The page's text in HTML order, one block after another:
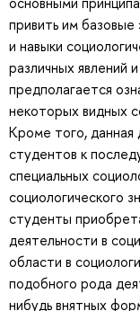
привить им
и навыки
различных явлений
предполагается
некоторых видных
Кроме того, данная
студентов к
специальных
социологического
студенты
деятельности в
области в
подобного рода
нибудь внятных